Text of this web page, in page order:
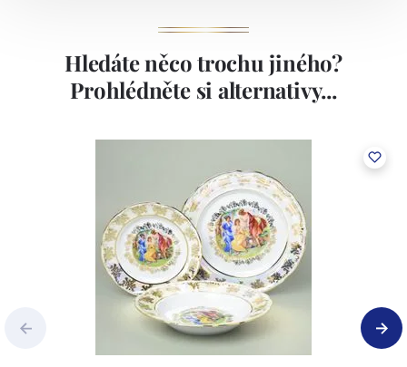
Hledáte něco trochu jiného?
Prohlédněte si alternativy...